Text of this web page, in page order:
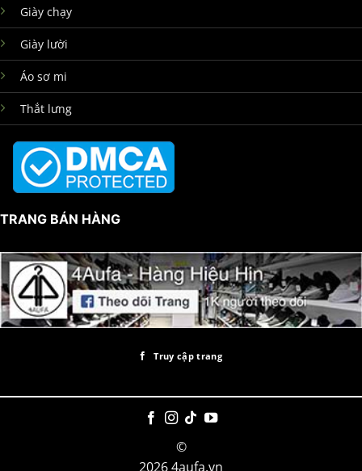
Giày chạy
Giày lười
Áo sơ mi
Thắt lưng
TRANG BÁN HÀNG
Truy cập trang
©
2026 4aufa.vn